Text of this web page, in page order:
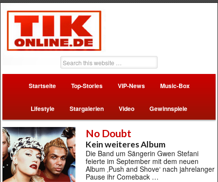
Startseite Top-Stories VIP-News Music-Box
Lifestyle Stargalerien Video Gewinnspiele
No Doubt
Kein weiteres Album
Die Band um Sängerin Gwen Stefani
feierte im September mit dem neuen
Album ‚Push and Shove‘ nach jahrelanger
Pause ihr Comeback …